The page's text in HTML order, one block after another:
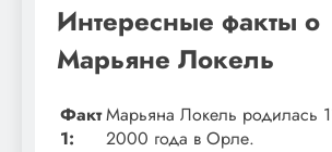
Интересные факты о
Марьяне Локель
Факт
1:
Марьяна Локель родилась
2000 года в Орле.